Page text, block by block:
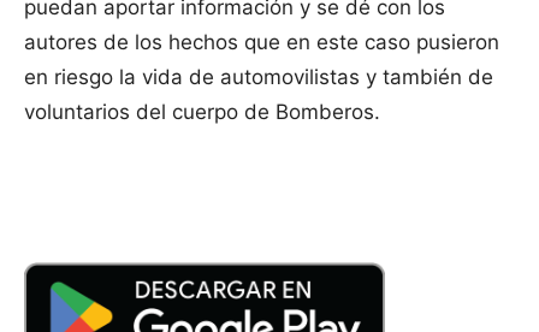
puedan aportar información y se dé con los
autores de los hechos que en este caso pusieron
en riesgo la vida de automovilistas y también de
voluntarios del cuerpo de Bomberos.